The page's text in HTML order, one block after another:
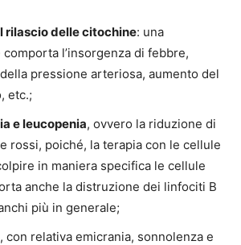
rilascio delle citochine: una
l’insorgenza di febbre,
pressione arteriosa, aumento del
etc.;
e leucopenia, ovvero la riduzione di
rossi, poiché, la terapia con le cellule
in maniera specifica le cellule
anche la distruzione dei linfociti B
più in generale;
, con relativa emicrania, sonnolenza e